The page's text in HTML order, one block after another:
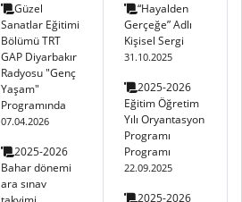
Güzel
Sanatlar Eğitimi
Bölümü TRT
GAP Diyarbakır
Radyosu "Genç
Yaşam"
Programında
07.04.2026
2025-2026
Bahar dönemi
ara sınav
“Hayalden
Gerçeğe” Adlı
Kişisel Sergi
31.10.2025
2025-2026
Eğitim Öğretim
Yılı Oryantasyon
Programı
Programı
22.09.2025
2025-2026